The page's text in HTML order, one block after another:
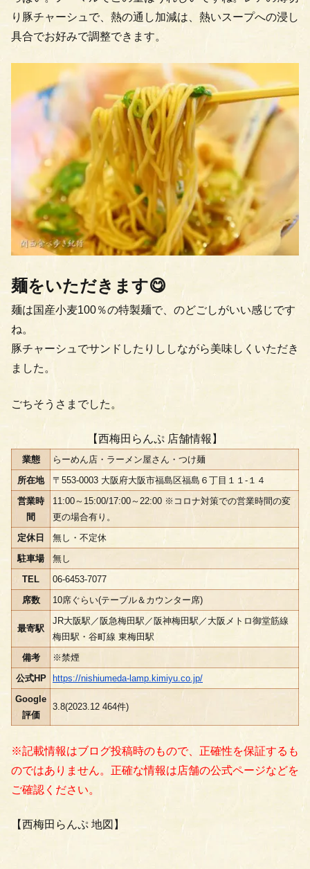
り豚チャーシュで、熱の通し加減は、熱いスープへの浸し
具合でお好みで調整できます。
麺をいただきます😋
麺は国産小麦100％の特製麺で、のどごしがいい感じです
ね。
豚チャーシュでサンドしたりししながら美味しくいただき
ました。
ごちそうさまでした。
【西梅田らんぷ 店舗情報】
業態
らーめん店・ラーメン屋さん・つけ麺
所在地
〒553-0003 大阪府大阪市福島区福島６丁目１１-１４
営業時
間
11:00～15:00/17:00～22:00 ※コロナ対策での営業時間の変
更の場合有り。
定休日
無し・不定休
駐車場
無し
TEL
06-6453-7077
席数
10席ぐらい(テーブル＆カウンター席)
最寄駅
JR大阪駅／阪急梅田駅／阪神梅田駅／大阪メトロ御堂筋線
梅田駅・谷町線 東梅田駅
備考
※禁煙
公式HP
https://nishiumeda-lamp.kimiyu.co.jp/
Google
評価
3.8(2023.12 464件)
※記載情報はブログ投稿時のもので、正確性を保証するも
のではありません。正確な情報は店舗の公式ページなどを
ご確認ください。
【西梅田らんぷ 地図】